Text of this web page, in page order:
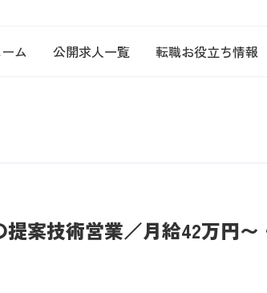
ム 公開求人一覧 転職お役立ち情報
案技術営業／月給42万円